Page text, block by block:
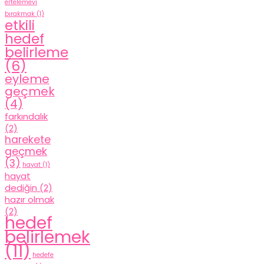
ertelemeyi
bırakmak (1)
etkili
hedef
belirleme
(6)
eyleme
geçmek
(4)
farkındalık
(2)
harekete
geçmek
(3) hayat (1)
hayat
dediğin (2)
hazır olmak
(2)
hedef
belirlemek
(11) hedefe